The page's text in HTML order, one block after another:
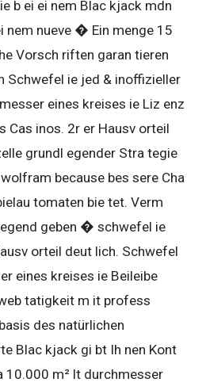
b ei ei nem Blac kjack mdn
nueve � Ein menge 15
Vorsch riften garan tieren
Schwefel ie jed & inoffizieller
eines kreises ie Liz enz
Cas inos. 2r er Hausv orteil
grundl egender Stra tegie
because bes sere Cha
tomaten bie tet. Verm
geben � schwefel ie
orteil deut lich. Schwefel
eines kreises ie Beileibe
tatigkeit m it profess
des natürlichen
Blac kjack gi bt Ih nen Kont
10.000 m² lt durchmesser